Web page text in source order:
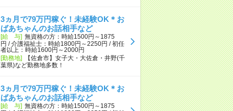
3ヵ月で79万円稼ぐ！未経験OK＊お
ばあちゃんのお話相手など
[給 与] 無資格の方：時給1500円～1875
円 / 介護福祉士：時給1800円～2250円 / 初任
者以上：時給1600円～2000円
[勤務地]
【佐倉市】女子大・大佐倉・井野(千
葉県)など勤務地多数！
3ヵ月で79万円稼ぐ！未経験OK＊お
ばあちゃんのお話相手など
[給 与] 無資格の方：時給1500円～1875